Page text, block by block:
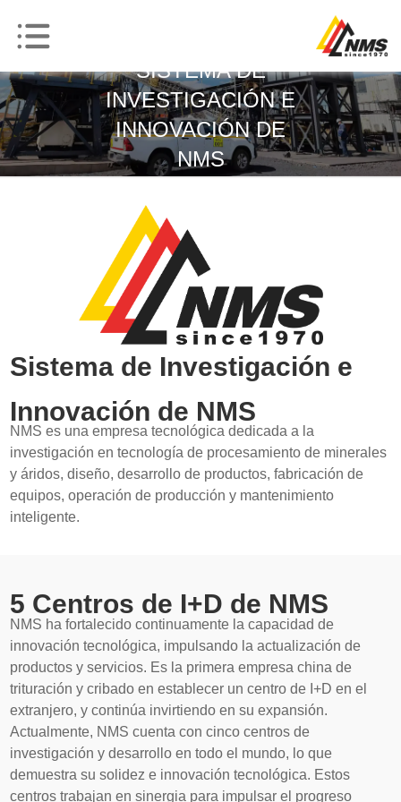
SISTEMA DE
INVESTIGACIÓN E
INNOVACIÓN DE
NMS
Sistema de Investigación e
Innovación de NMS
NMS es una empresa tecnológica dedicada a la
investigación en tecnología de procesamiento de minerales
y áridos, diseño, desarrollo de productos, fabricación de
equipos, operación de producción y mantenimiento
inteligente.
5 Centros de I+D de NMS
NMS ha fortalecido continuamente la capacidad de
innovación tecnológica, impulsando la actualización de
productos y servicios. Es la primera empresa china de
trituración y cribado en establecer un centro de I+D en el
extranjero, y continúa invirtiendo en su expansión.
Actualmente, NMS cuenta con cinco centros de
investigación y desarrollo en todo el mundo, lo que
demuestra su solidez e innovación tecnológica. Estos
centros trabajan en sinergia para impulsar el progreso